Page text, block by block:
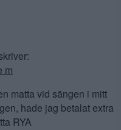
m
matta vid sängen i mitt
hade jag betalat extra
RYA